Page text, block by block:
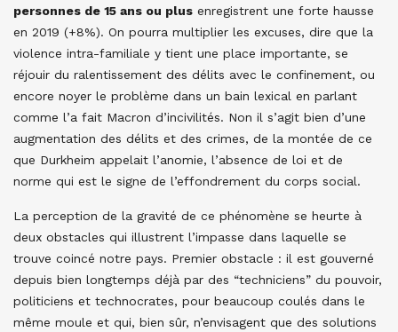
personnes de 15 ans ou plus enregistrent une forte hausse
en 2019 (+8%). On pourra multiplier les excuses, dire que la
violence intra-familiale y tient une place importante, se
réjouir du ralentissement des délits avec le confinement, ou
encore noyer le problème dans un bain lexical en parlant
comme l’a fait Macron d’incivilités. Non il s’agit bien d’une
augmentation des délits et des crimes, de la montée de ce
que Durkheim appelait l’anomie, l’absence de loi et de
norme qui est le signe de l’effondrement du corps social.
La perception de la gravité de ce phénomène se heurte à
deux obstacles qui illustrent l’impasse dans laquelle se
trouve coincé notre pays. Premier obstacle : il est gouverné
depuis bien longtemps déjà par des “techniciens” du pouvoir,
politiciens et technocrates, pour beaucoup coulés dans le
même moule et qui, bien sûr, n’envisagent que des solutions